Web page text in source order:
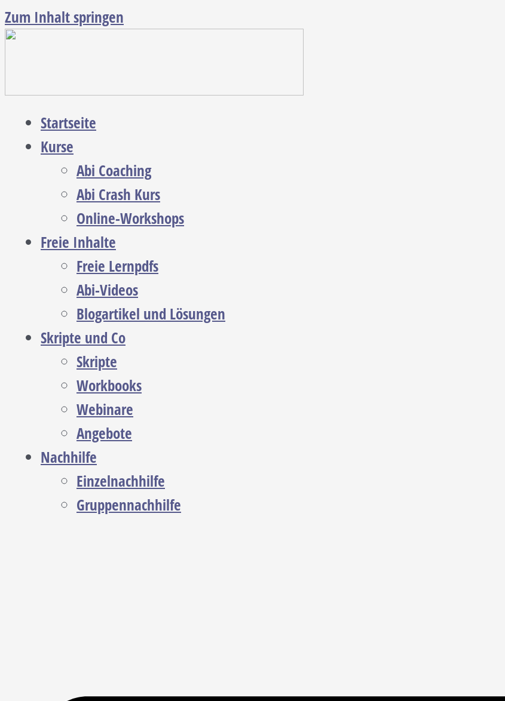
Zum Inhalt springen
Startseite
Kurse
Abi Coaching
Abi Crash Kurs
Online-Workshops
Freie Inhalte
Freie Lernpdfs
Abi-Videos
Blogartikel und Lösungen
Skripte und Co
Skripte
Workbooks
Webinare
Angebote
Nachhilfe
Einzelnachhilfe
Gruppennachhilfe